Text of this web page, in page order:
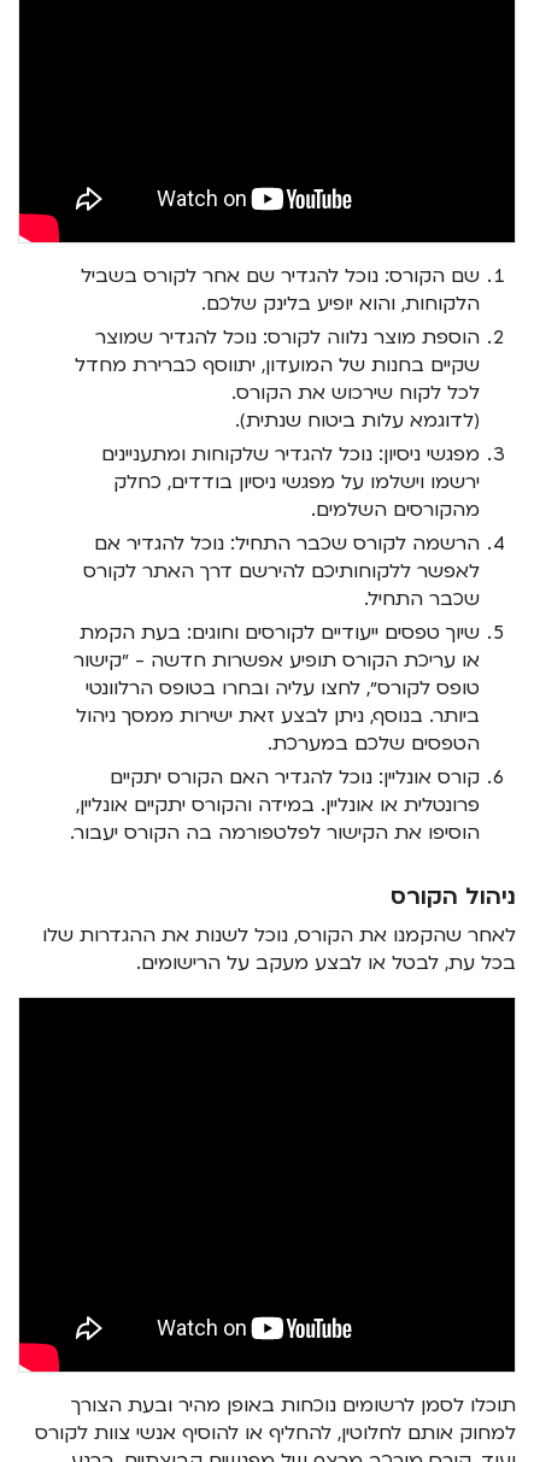
שם הקורס: נוכל להגדיר שם אחר לקורס בשביל
הלקוחות, והוא יופיע בלינק שלכם.
הוספת מוצר נלווה לקורס: נוכל להגדיר שמוצר
שקיים בחנות של המועדון, יתווסף כברירת מחדל
לכל לקוח שירכוש את הקורס.
(לדוגמא עלות ביטוח שנתית).
מפגשי ניסיון: נוכל להגדיר שלקוחות ומתעניינים
ירשמו וישלמו על מפגשי ניסיון בודדים, כחלק
מהקורסים השלמים.
הרשמה לקורס שכבר התחיל: נוכל להגדיר אם
לאפשר ללקוחותיכם להירשם דרך האתר לקורס
שכבר התחיל.
שיוך טפסים ייעודיים לקורסים וחוגים: בעת הקמת
או עריכת הקורס תופיע אפשרות חדשה - ״קישור
טופס לקורס״, לחצו עליה ובחרו בטופס הרלוונטי
ביותר. בנוסף, ניתן לבצע זאת ישירות ממסך ניהול
הטפסים שלכם במערכת.
קורס אונליין: נוכל להגדיר האם הקורס יתקיים
פרונטלית או אונליין. במידה והקורס יתקיים אונליין,
הוסיפו את הקישור לפלטפורמה בה הקורס יעבור.
ניהול הקורס
לאחר שהקמנו את הקורס, נוכל לשנות את ההגדרות שלו
בכל עת, לבטל או לבצע מעקב על הרישומים.
תוכלו לסמן לרשומים נוכחות באופן מהיר ובעת הצורך
למחוק אותם לחלוטין, להחליף או להוסיף אנשי צוות לקורס